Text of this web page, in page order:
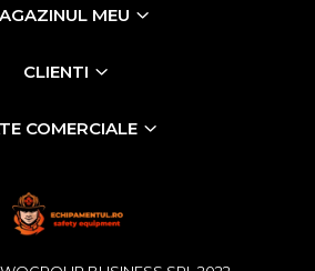
MEU
CLIENTI
COMERCIALE